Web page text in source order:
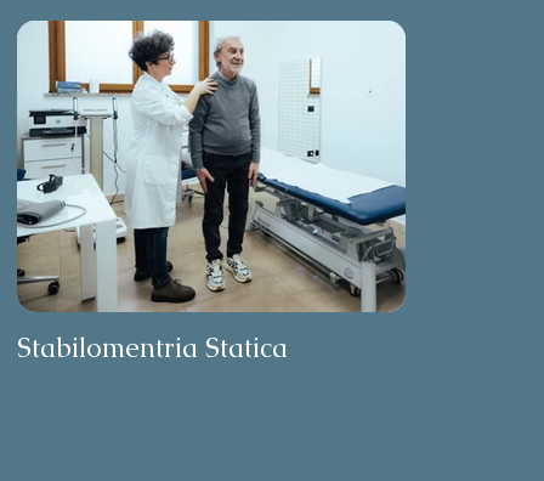
Stabilomentria Statica